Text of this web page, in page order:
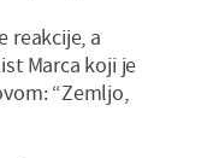
reakcije, a
Marca koji je
“Zemljo,